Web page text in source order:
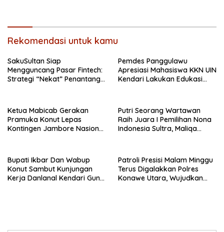
Rekomendasi untuk kamu
SakuSultan Siap
Mengguncang Pasar Fintech:
Strategi “Nekat” Penantang
Pemdes Panggulawu
Apresiasi Mahasiswa KKN UIN
Kendari Lakukan Edukasi
Ketua Mabicab Gerakan
Pramuka Konut Lepas
Kontingen Jambore Nasional
Putri Seorang Wartawan
‎Raih Juara I Pemilihan Nona
Indonesia Sultra, Maliqa
Pada Pemilihan NONA
Indonesia
Bupati Ikbar Dan Wabup
Konut Sambut Kunjungan
Kerja Danlanal Kendari Guna
Patroli Presisi Malam Minggu
Terus Digalakkan Polres
Konawe Utara, Wujudkan